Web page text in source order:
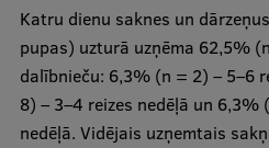
Katru dienu saknes un
pupas) uzturā uzņēma 62,5%
dalībnieču: 6,3% (n = 2) – 5–6
8) – 3–4 reizes nedēļā un 6,3%
nedēļā. Vidējais uzņemtais